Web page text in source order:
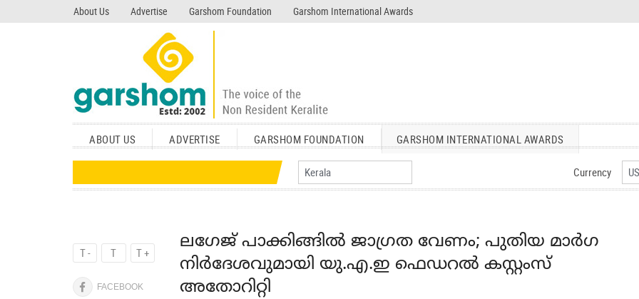
About Us Advertise Garshom Foundation Garshom International Awards
garshom.com
ABOUT US ADVERTISE GARSHOM FOUNDATION GARSHOM INTERNATIONAL AWARDS
Currency
T - T T +
FACEBOOK
ലഗേജ് പാക്കിങ്ങില്‍ ജാഗ്രത വേണം; പുതിയ മാര്‍ഗ
നിര്‍ദേശവുമായി യു.എ.ഇ ഫെഡറല്‍ കസ്റ്റംസ്
അതോറിറ്റി